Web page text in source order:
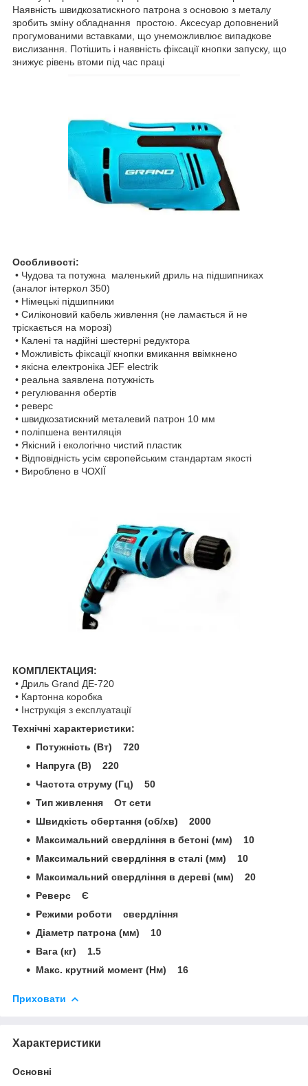
Наявність швидкозатискного патрона з основою з металу
зробить зміну обладнання простою. Аксесуар доповнений
прогумованими вставками, що унеможливлює випадкове
вислизання. Потішить і наявність фіксації кнопки запуску, що
знижує рівень втоми під час праці
Особливості:
• Чудова та потужна маленький дриль на підшипниках
(аналог інтеркол 350)
• Німецькі підшипники
• Силіконовий кабель живлення (не ламається й не
тріскається на морозі)
• Калені та надійні шестерні редуктора
• Можливість фіксації кнопки вмикання ввімкнено
• якісна електроніка JEF electrik
• реальна заявлена потужність
• регулювання обертів
• реверс
• швидкозатискний металевий патрон 10 мм
• поліпшена вентиляція
• Якісний і екологічно чистий пластик
• Відповідність усім європейським стандартам якості
• Вироблено в ЧОХІЇ
КОМПЛЕКТАЦИЯ:
• Дриль Grand ДЕ-720
• Картонна коробка
• Інструкція з експлуатації
Технічні характеристики:
Потужність (Вт) 720
Напруга (В) 220
Частота струму (Гц) 50
Тип живлення От сети
Швидкість обертання (об/хв) 2000
Максимальний свердління в бетоні (мм) 10
Максимальний свердління в сталі (мм) 10
Максимальний свердління в дереві (мм) 20
Реверс Є
Режими роботи свердління
Діаметр патрона (мм) 10
Вага (кг) 1.5
Макс. крутний момент (Нм) 16
Приховати
Характеристики
Основні